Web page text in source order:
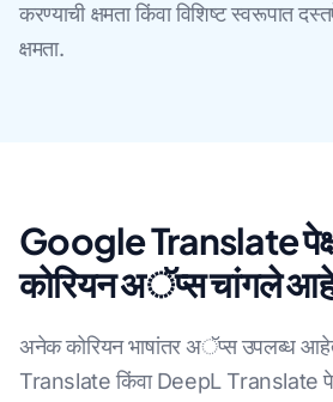
करण्याची क्षमता किंवा विशिष्ट स्वरूपात
क्षमता.
Google Translate
कोरियन अॅप्स चांगले
अनेक कोरियन भाषांतर अॅप्स उपलब्ध
Translate किंवा DeepL Translate